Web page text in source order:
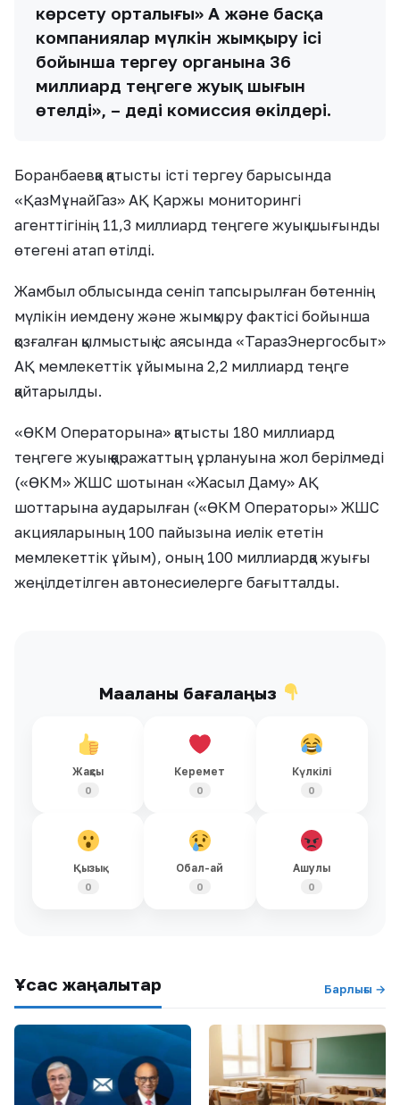
көрсету орталығы» АҚ және басқа
компаниялар мүлкін жымқыру ісі
бойынша тергеу органына 36
миллиард теңгеге жуық шығын
өтелді», – деді комиссия өкілдері.
Боранбаевқа қатысты істі тергеу барысында
«ҚазМұнайГаз» АҚ Қаржы мониторингі
агенттігінің 11,3 миллиард теңгеге жуық шығынды
өтегені атап өтілді.
Жамбыл облысында сеніп тапсырылған бөтеннің
мүлікін иемдену және жымқыру фактісі бойынша
қозғалған қылмыстық іс аясында «ТаразЭнергосбыт»
АҚ мемлекеттік ұйымына 2,2 миллиард теңге
қайтарылды.
«ӨКМ Операторына» қатысты 180 миллиард
теңгеге жуық қаражаттың ұрлануына жол берілмеді
(«ӨКМ» ЖШС шотынан «Жасыл Даму» АҚ
шоттарына аударылған («ӨКМ Операторы» ЖШС
акцияларының 100 пайызына иелік ететін
мемлекеттік ұйым), оның 100 миллиардқа жуығы
жеңілдетілген автонесиелерге бағытталды.
Мақаланы бағалаңыз
Жақсы
0
Керемет
0
Күлкілі
0
Қызық
0
Обал-ай
0
Ашулы
0
Ұқсас жаңалықтар Барлығы →